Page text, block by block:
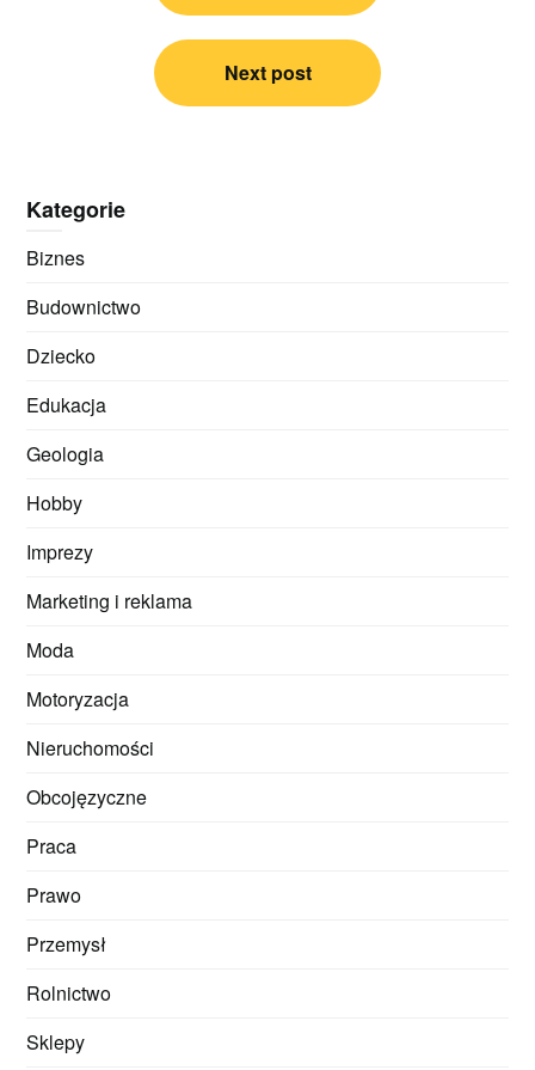
Next post
Kategorie
Biznes
Budownictwo
Dziecko
Edukacja
Geologia
Hobby
Imprezy
Marketing i reklama
Moda
Motoryzacja
Nieruchomości
Obcojęzyczne
Praca
Prawo
Przemysł
Rolnictwo
Sklepy